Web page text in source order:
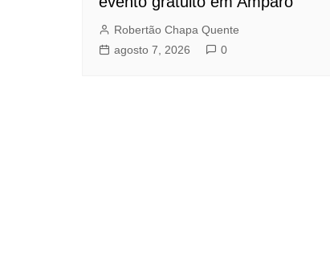
Robertão Chapa Quente
agosto 7, 2026
0